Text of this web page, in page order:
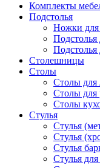
Комплекты
Подстолья
Ножки для
Подстолья
Столешницы
Столы
Столы для
Столы для
Столы
Стулья
Стулья
Стулья
Стулья
Стулья